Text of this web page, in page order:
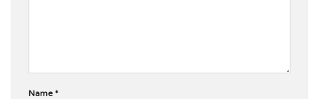
Name *